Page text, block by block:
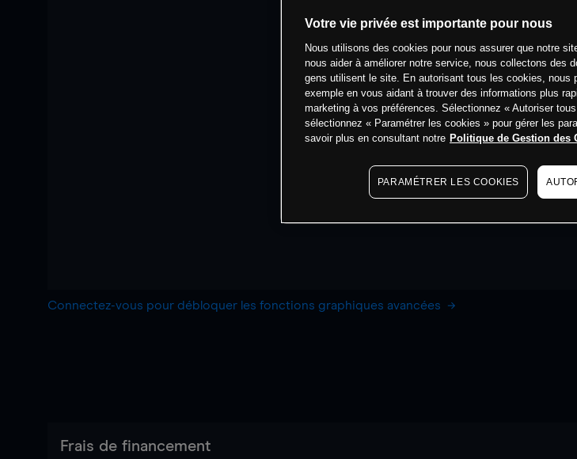
Connectez-vous pour débloquer les fonctions graphiques avancées
Frais de financement
Votre vie privée est importante pour nous
Nous utilisons des cookies pour nous assurer que notre
nous aider à améliorer notre service, nous collectons des
gens utilisent le site. En autorisant tous les cookies, nous
exemple en vous aidant à trouver des informations plus
marketing à vos préférences. Sélectionnez « Autoriser
sélectionnez « Paramétrer les cookies » pour gérer les
savoir plus en consultant notre Politique de Gestion des
PARAMÉTRER LES COOKIES